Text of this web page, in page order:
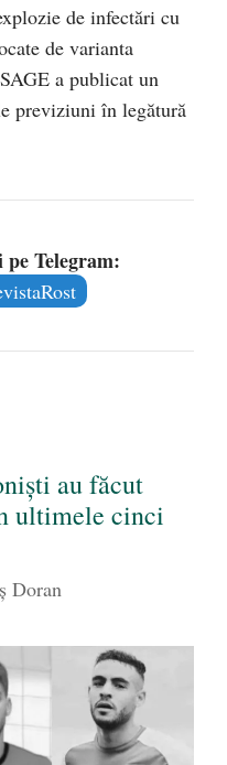
de infectări cu
de varianta
a publicat un
previziuni în legătură
Telegram:
au făcut
ultimele cinci
Doran